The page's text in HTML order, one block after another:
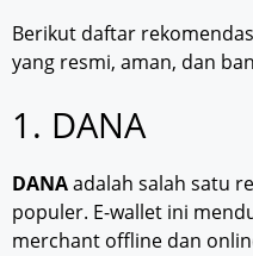
Berikut daftar
yang resmi, aman, dan
1. DANA
DANAadalah salah satu
populer. E-wallet ini
merchant offline dan